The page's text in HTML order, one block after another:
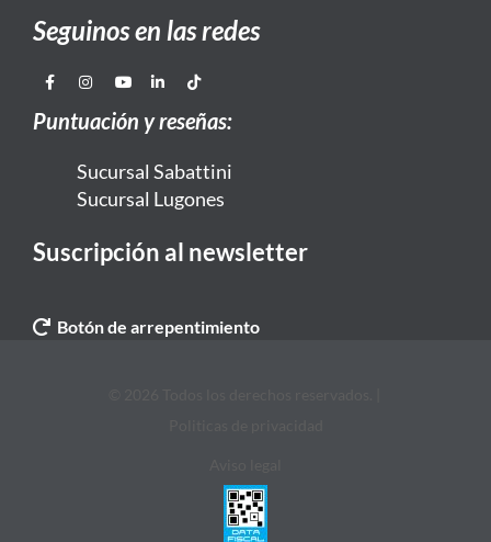
Seguinos en las redes
Puntuación y reseñas:
Sucursal Sabattini
Sucursal Lugones
Suscripción al newsletter
Botón de arrepentimiento